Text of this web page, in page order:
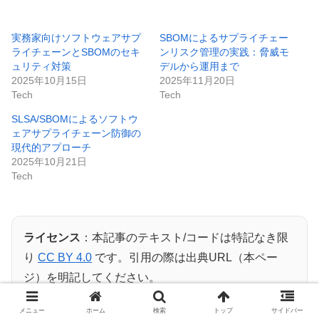
実務家向けソフトウェアサプ
ライチェーンとSBOMのセキ
ュリティ対策
2025年10月15日
Tech
SBOMによるサプライチェー
ンリスク管理の実践：脅威モ
デルから運用まで
2025年11月20日
Tech
SLSA/SBOMによるソフトウ
ェアサプライチェーン防御の
現代的アプローチ
2025年10月21日
Tech
ライセンス ：本記事のテキスト/コードは特記なき限
り CC BY 4.0 です。引用の際は出典URL（本ペー
ジ）を明記してください。
利用ポリシーもご参照ください。
メニュー ホーム 検索 トップ サイドバー